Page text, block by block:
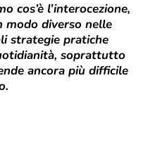
cos’è l’interocezione,
modo diverso nelle
strategie pratiche
soprattutto
ancora più difficile